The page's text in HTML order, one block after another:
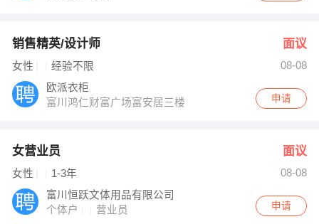
销售精英/设计师 面议
女性 经验不限
08-08
欧派衣柜
富川鸿仁财富广场富安居三楼
申请
女营业员 面议
女性 1-3年
08-08
富川恒跃文体用品有限公司
个体户
营业员 申请